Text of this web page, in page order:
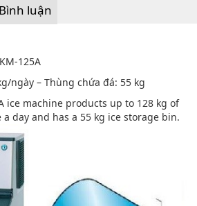
Bình luận
125A
ngày – Thùng chứa đá: 55 kg
ice machine products up to 128 kg of
day and has a 55 kg ice storage bin.